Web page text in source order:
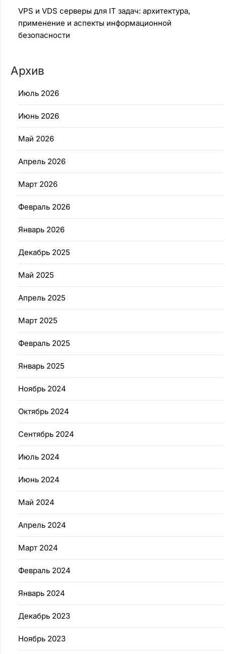
VPS и VDS серверы для IT задач: архитектура,
применение и аспекты информационной
безопасности
Архив
Июль 2026
Июнь 2026
Май 2026
Апрель 2026
Март 2026
Февраль 2026
Январь 2026
Декабрь 2025
Май 2025
Апрель 2025
Март 2025
Февраль 2025
Январь 2025
Ноябрь 2024
Октябрь 2024
Сентябрь 2024
Июль 2024
Июнь 2024
Май 2024
Апрель 2024
Март 2024
Февраль 2024
Январь 2024
Декабрь 2023
Ноябрь 2023